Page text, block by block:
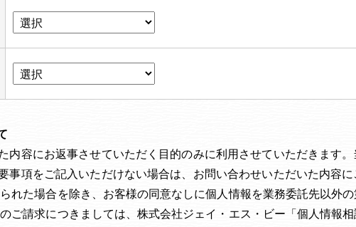
内容にお返事させていただく目的のみに利用させていただきます
事項をご記入いただけない場合は、お問い合わせいただいた内容
れた場合を除き、お客様の同意なしに個人情報を業務委託先以外
ご請求につきましては、株式会社ジェイ・エス・ビー「個人情報